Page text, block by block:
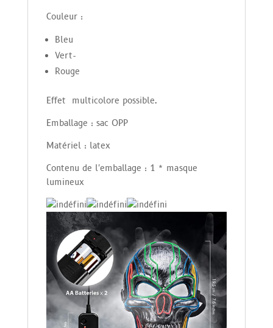
Couleur :
Bleu
Vert-
Rouge
Effet multicolore possible.
Emballage : sac OPP
Matériel : latex
Contenu de l'emballage : 1 * masque
lumineux